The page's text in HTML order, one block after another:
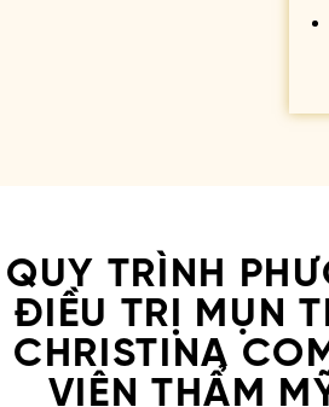
QUY TRÌNH
ĐIỀU TRỊ MỤN
CHRISTINA
VIỆN THẨM